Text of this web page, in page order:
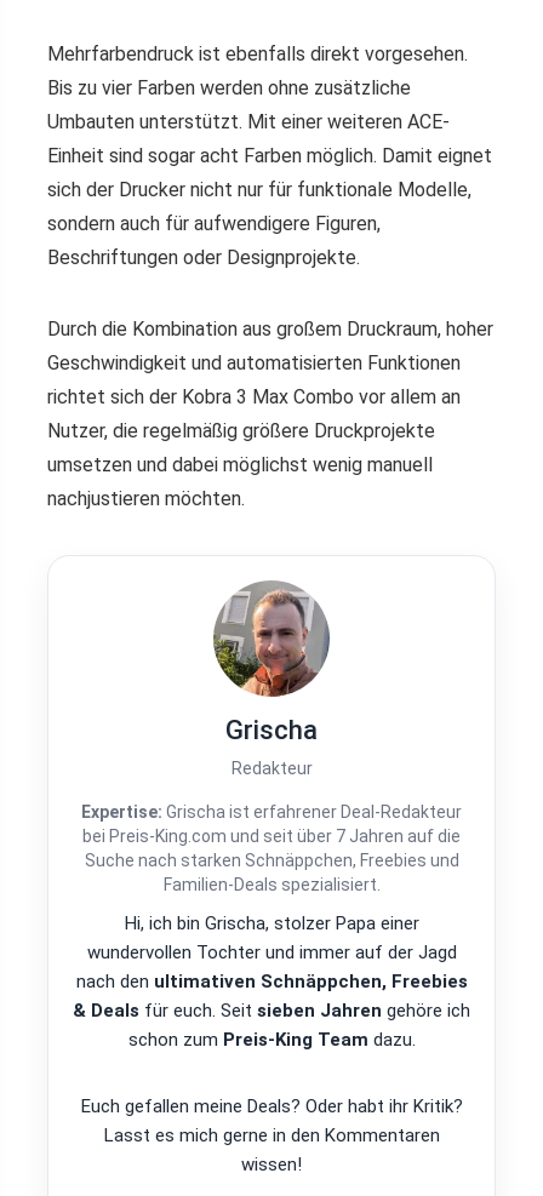
Mehrfarbendruck ist ebenfalls direkt vorgesehen.
Bis zu vier Farben werden ohne zusätzliche
Umbauten unterstützt. Mit einer weiteren ACE-
Einheit sind sogar acht Farben möglich. Damit eignet
sich der Drucker nicht nur für funktionale Modelle,
sondern auch für aufwendigere Figuren,
Beschriftungen oder Designprojekte.
Durch die Kombination aus großem Druckraum, hoher
Geschwindigkeit und automatisierten Funktionen
richtet sich der Kobra 3 Max Combo vor allem an
Nutzer, die regelmäßig größere Druckprojekte
umsetzen und dabei möglichst wenig manuell
nachjustieren möchten.
Grischa
Redakteur
Expertise: Grischa ist erfahrener Deal-Redakteur
bei Preis-King.com und seit über 7 Jahren auf die
Suche nach starken Schnäppchen, Freebies und
Familien-Deals spezialisiert.
Hi, ich bin Grischa, stolzer Papa einer
wundervollen Tochter und immer auf der Jagd
nach den ultimativen Schnäppchen, Freebies
& Deals für euch. Seit sieben Jahren gehöre ich
schon zum Preis-King Team dazu.
Euch gefallen meine Deals? Oder habt ihr Kritik?
Lasst es mich gerne in den Kommentaren
wissen!